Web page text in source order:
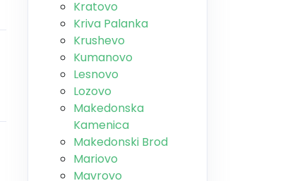
Kratovo
Kriva Palanka
Krushevo
Kumanovo
Lesnovo
Lozovo
Makedonska
Kamenica
Makedonski Brod
Mariovo
Mavrovo